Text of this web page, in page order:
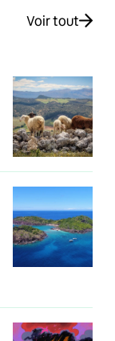
Voir tout